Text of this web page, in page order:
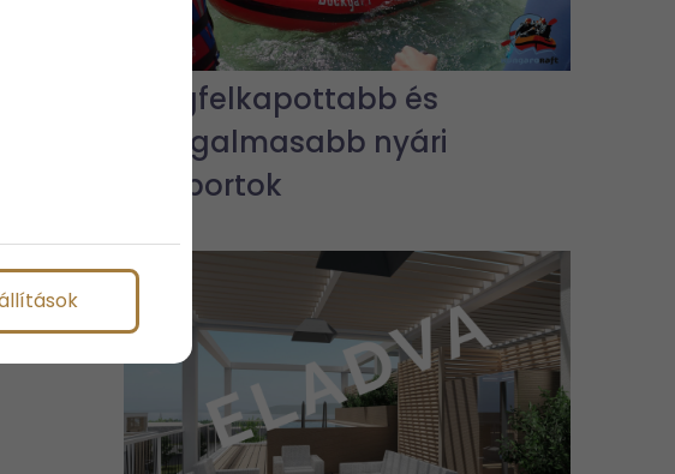
A legfelkapottabb és
legizgalmasabb nyári
vízisportok